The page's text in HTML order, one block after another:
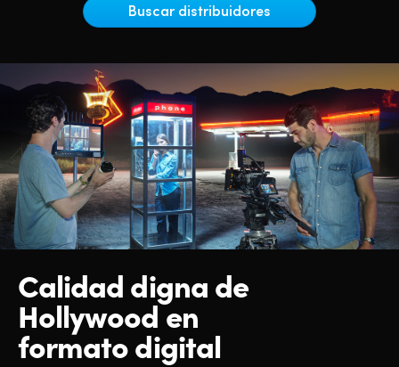
Poland
Singapore
South Africa
España
Sweden
Chinese Taipei
Turkey
UAE
Ukraine
Buscar distribuidores
Calidad digna de
Hollywood en
formato digital